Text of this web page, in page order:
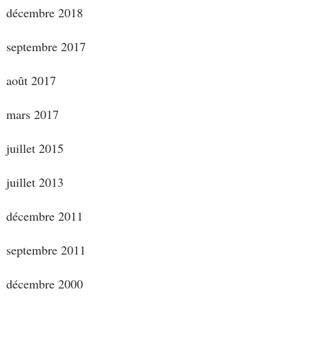
décembre 2018
septembre 2017
août 2017
mars 2017
juillet 2015
juillet 2013
décembre 2011
septembre 2011
décembre 2000